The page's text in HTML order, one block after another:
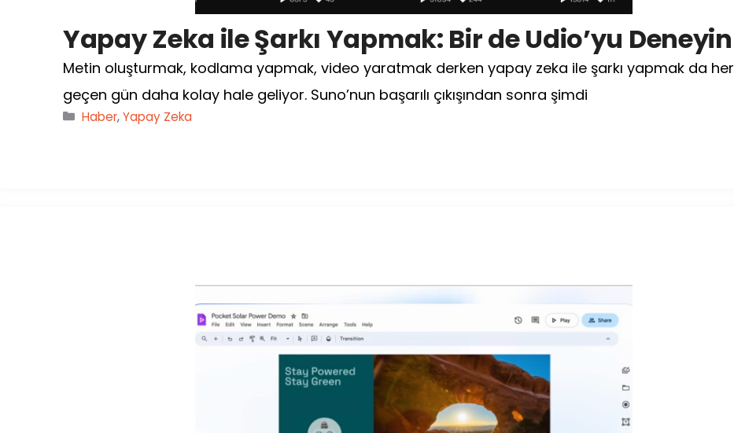
Yapay Zeka ile Şarkı Yapmak: Bir de Udio’yu Deneyin
Metin oluşturmak, kodlama yapmak, video yaratmak derken yapay zeka ile şarkı yapmak da her
geçen gün daha kolay hale geliyor. Suno’nun başarılı çıkışından sonra şimdi
Kategoriler
Haber,Yapay Zeka